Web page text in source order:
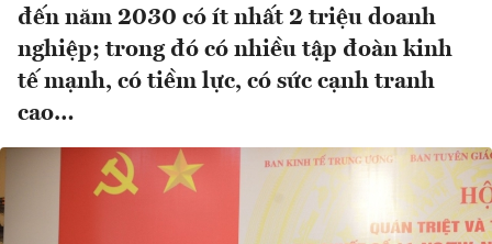
đến năm 2030 có ít nhất 2 triệu doanh
nghiệp; trong đó có nhiều tập đoàn kinh
tế mạnh, có tiềm lực, có sức cạnh tranh
cao…